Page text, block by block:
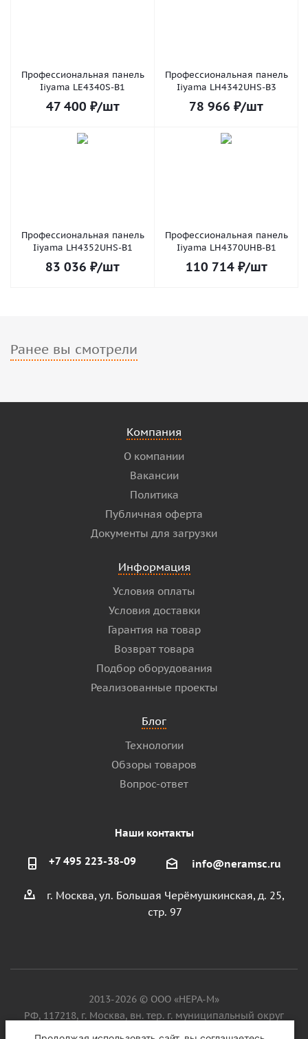
Профессиональная панель
Iiyama LE4340S-B1
47 400 ₽/шт
Профессиональная панель
Iiyama LH4342UHS-B3
78 966 ₽/шт
Профессиональная панель
Iiyama LH4352UHS-B1
83 036 ₽/шт
Профессиональная панель
Iiyama LH4370UHB-B1
110 714₽/шт
Ранее вы смотрели
Компания
О компании
Вакансии
Политика
Публичная оферта
Документы для загрузки
Информация
Условия оплаты
Условия доставки
Гарантия на товар
Возврат товара
Подбор оборудования
Реализованные проекты
Блог
Технологии
Обзоры товаров
Вопрос-ответ
Наши контакты
+7 495 223-38-09 info@neramsc.ru
г. Москва, ул. Большая Черёмушкинская, д. 25,
стр. 97
2013-2026 © ООО «НЕРА-М»
РФ, 117218, г. Москва, вн. тер. г. муниципальный округ
Котловка, ул. Большая Черёмушкинская, д. 25, стр. 97, ИНН